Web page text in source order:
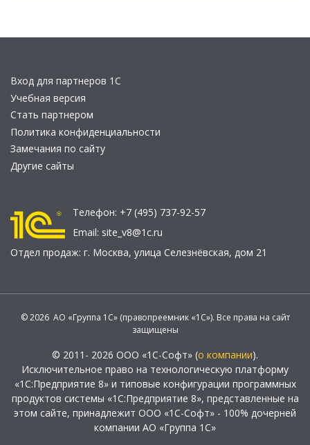
Вход для партнеров 1С
Учебная версия
Стать партнером
Политика конфиденциальности
Замечания по сайту
Другие сайты
Телефон: +7 (495) 737-92-57
Email: site_v8@1c.ru
Отдел продаж: г. Москва, улица Селезнёвская, дом 21
© 2026 АО «Группа 1С» (правопреемник «1С»). Все права на сайт
защищены
© 2011- 2026 ООО «1С-Софт» (о компании).
Исключительное право на технологическую платформу
«1С:Предприятие 8» и типовые конфигурации программных
продуктов системы «1С:Предприятие 8», представленные на
этом сайте, принадлежит ООО «1С-Софт» - 100% дочерней
компании АО «Группа 1С»